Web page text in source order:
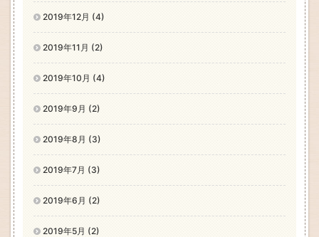
2019年12月 (4)
2019年11月 (2)
2019年10月 (4)
2019年9月 (2)
2019年8月 (3)
2019年7月 (3)
2019年6月 (2)
2019年5月 (2)